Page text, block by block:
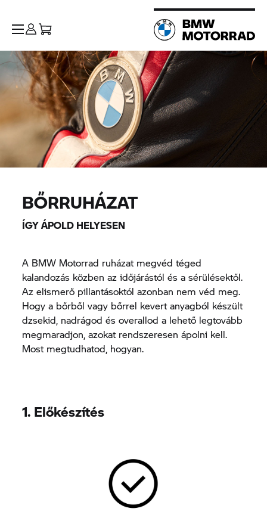
BŐRRUHÁZAT
ÍGY ÁPOLD HELYESEN
A BMW Motorrad ruházat megvéd téged
kalandozás közben az időjárástól és a sérülésektől.
Az elismerő pillantásoktól azonban nem véd meg.
Hogy a bőrből vagy bőrrel kevert anyagból készült
dzsekid, nadrágod és overallod a lehető legtovább
megmaradjon, azokat rendszeresen ápolni kell.
Most megtudhatod, hogyan.
1. Előkészítés